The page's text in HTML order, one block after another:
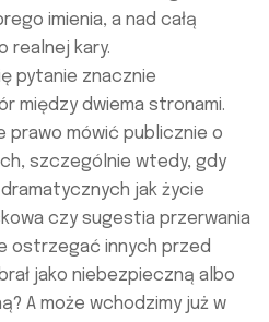
imienia, a nad całą
realnej kary.
pytanie znacznie
między dwiema stronami.
prawo mówić publicznie o
szczególnie wtedy, gdy
jak życie
czy sugestia przerwania
ostrzegać innych przed
jako niebezpieczną albo
A może wchodzimy już w